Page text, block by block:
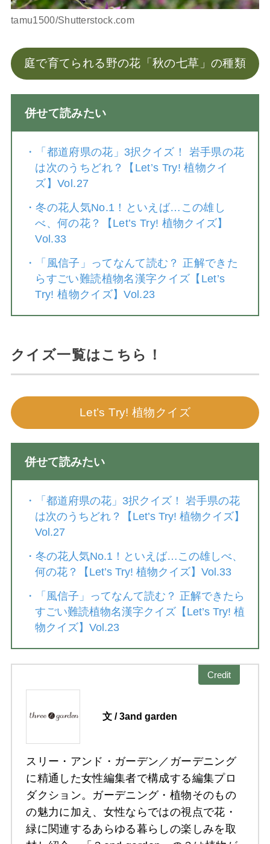
tamu1500/Shutterstock.com
庭で育てられる野の花「秋の七草」の種類
併せて読みたい
・
「都道府県の花」3択クイズ！ 岩手県の花
は次のうちどれ？【Let’s Try! 植物クイ
ズ】Vol.27
・冬の花人気No.1！といえば…この雄し
べ、何の花？【Let’s Try! 植物クイズ】
Vol.33
・
「風信子」ってなんて読む？ 正解できた
らすごい難読植物名漢字クイズ【Let’s
Try! 植物クイズ】Vol.23
クイズ一覧はこちら！
Let’s Try! 植物クイズ
併せて読みたい
・
「都道府県の花」3択クイズ！ 岩手県の花
は次のうちどれ？【Let’s Try! 植物クイズ】
Vol.27
・ 冬の花人気No.1！といえば…この雄しべ、
何の花？【Let’s Try! 植物クイズ】Vol.33
・
「風信子」ってなんて読む？ 正解できたら
すごい難読植物名漢字クイズ【Let’s Try! 植
物クイズ】Vol.23
Credit
文 / 3and garden
スリー・アンド・ガーデン／ガーデニング
に精通した女性編集者で構成する編集プロ
ダクション。ガーデニング・植物そのもの
の魅力に加え、女性ならではの視点で花・
緑に関連するあらゆる暮らしの楽しみを取